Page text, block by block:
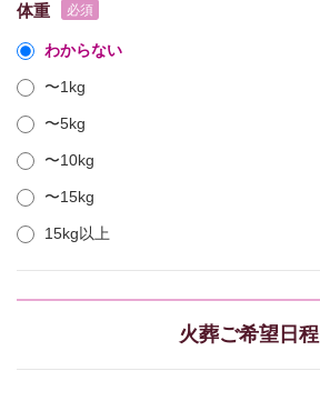
体重
わからない
〜1kg
〜5kg
〜10kg
〜15kg
15kg以上
火葬ご希望日程